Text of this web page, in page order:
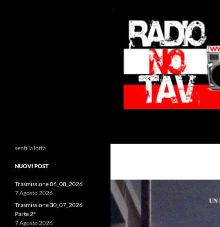
senti la lotta
NUOVI POST
Trasmissione 06_08_2026
7 Agosto 2026
Trasmissione 30_07_2026
Parte 2°
7 Agosto 2026